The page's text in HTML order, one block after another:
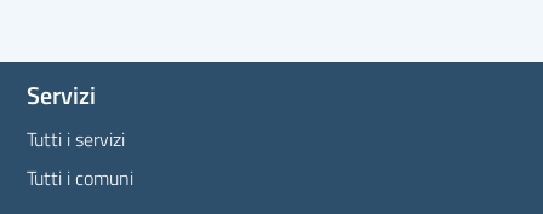
Servizi
Tutti i servizi
Tutti i comuni